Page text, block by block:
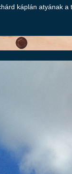
káplán atyának